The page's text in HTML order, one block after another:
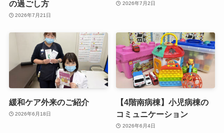
の過ごし方
2026年7月21日
2026年7月2日
緩和ケア外来のご紹介
2026年6月18日
【4階南病棟】小児病棟の
コミュニケーション
2026年6月4日